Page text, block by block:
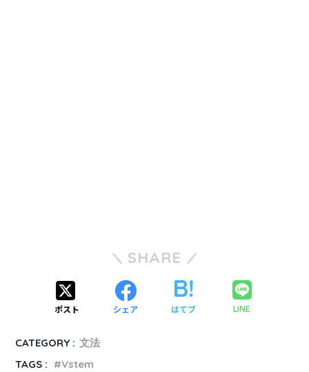
SHARE
ポスト シェア はてブ LINE
CATEGORY : 文法
TAGS :
Vstem